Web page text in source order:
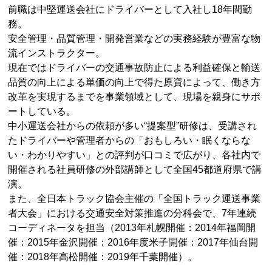
前職は中堅運送会社にドライバーとして入社し18年間勤
務。
安全管理・品質管理・開発営業などの実務経験が豊富な物
流インストラクター。
現在ではドライバーの交通事故防止による利益確保と輸送
品質の向上による単価の向上で得た原資によって、働き方
改革を実現するまでを事業領域として、現場を親身にサポ
ートしている。
中小運送会社からの依頼が多い“提案型”研修は、受講され
たドライバーや管理者からの「おもしろい・眠くならな
い・わかりやすい」との評判が口コミで広がり、各社内で
開催される社員研修の外部講師として全国45都道府県で講
演。
また、全日本トラック協会主催の「全国トラック運送事業
者大会」における交通安全対策推進の分科会で、7年連続
コーディネータを担当（2013年札幌開催：2014年福岡開
催：2015年金沢開催：2016年度米子開催：2017年仙台開
催：2018年高松開催：2019年千葉開催）。